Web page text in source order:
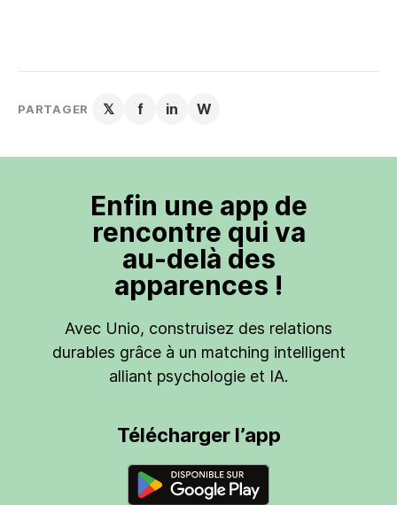
PARTAGER 𝕏 f in W
Enfin une app de
rencontre qui va
au-delà des
apparences !
Avec Unio, construisez des relations
durables grâce à un matching intelligent
alliant psychologie et IA.
Télécharger l’app